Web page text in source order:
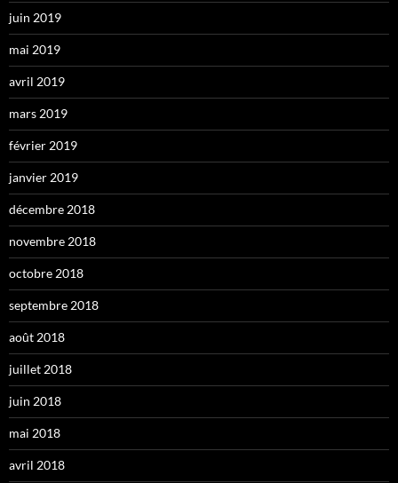
juin 2019
mai 2019
avril 2019
mars 2019
février 2019
janvier 2019
décembre 2018
novembre 2018
octobre 2018
septembre 2018
août 2018
juillet 2018
juin 2018
mai 2018
avril 2018